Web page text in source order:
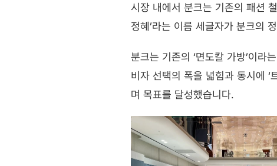
시장 내에서 분크는 기존의 패션
정혜’라는 이름 세글자가 분크의
분크는 기존의 ‘면도칼 가방’이
비자 선택의 폭을 넓힘과 동시에
며 목표를 달성했습니다.